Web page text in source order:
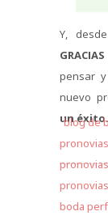
Y,
pensar
nuevo
un
blog de
pronovias
pronovias
pronovias
boda